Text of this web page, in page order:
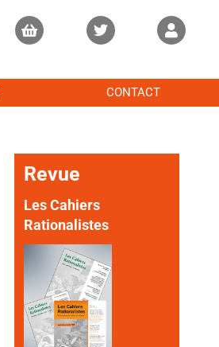
CONTACT
Revue
Les Cahiers
Rationalistes